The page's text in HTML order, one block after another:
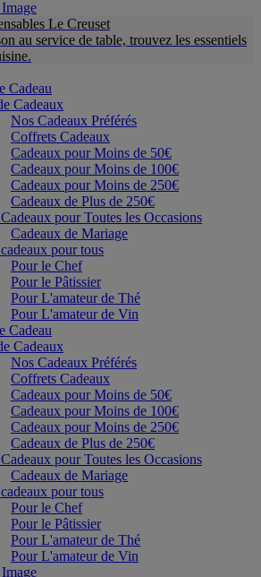
Le Creuset
au service de table, trouvez les essentiels
Cadeau
Cadeaux
Nos Cadeaux Préférés
Coffrets Cadeaux
Cadeaux pour Moins de 50€
Cadeaux pour Moins de 100€
Cadeaux pour Moins de 250€
Cadeaux de Plus de 250€
pour Toutes les Occasions
Cadeaux de Mariage
pour tous
Pour le Chef
Pour le Pâtissier
Pour L'amateur de Thé
Pour L'amateur de Vin
Cadeau
Cadeaux
Nos Cadeaux Préférés
Coffrets Cadeaux
Cadeaux pour Moins de 50€
Cadeaux pour Moins de 100€
Cadeaux pour Moins de 250€
Cadeaux de Plus de 250€
pour Toutes les Occasions
Cadeaux de Mariage
pour tous
Pour le Chef
Pour le Pâtissier
Pour L'amateur de Thé
Pour L'amateur de Vin